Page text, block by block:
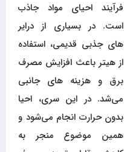
فرآیند احیای مواد جاذب
است. در بسیاری از درایر
های جذبی قدیمی، استفاده
از هیتر باعث افزایش مصرف
برق و هزینه های جانبی
می‌شد. در این سری، احیا
بدون حرارت انجام می‌شود و
همین موضوع منجر به